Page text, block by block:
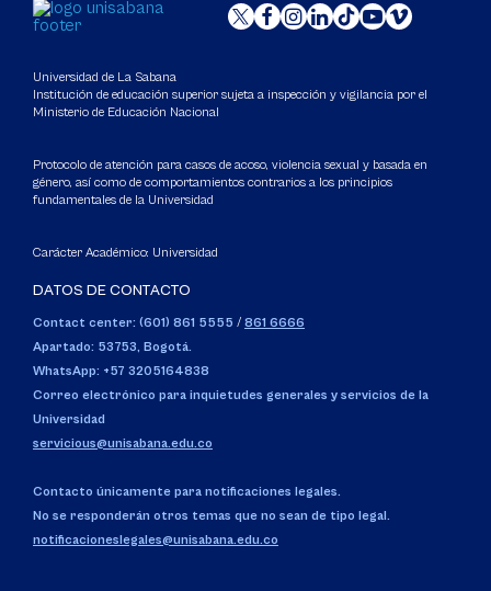
Universidad de La Sabana
Institución de educación superior sujeta a inspección y vigilancia por el
Ministerio de Educación Nacional
Protocolo de atención para casos de acoso, violencia sexual y basada en
género, así como de comportamientos contrarios a los principios
fundamentales de la Universidad
Carácter Académico: Universidad
DATOS DE CONTACTO
Contact center: (601) 861 5555 / 861 6666
Apartado: 53753, Bogotá.
WhatsApp: +57 3205164838
Correo electrónico para inquietudes generales y servicios de la
Universidad
servicious@unisabana.edu.co
Contacto únicamente para notificaciones legales.
No se responderán otros temas que no sean de tipo legal.
notificacioneslegales@unisabana.edu.co